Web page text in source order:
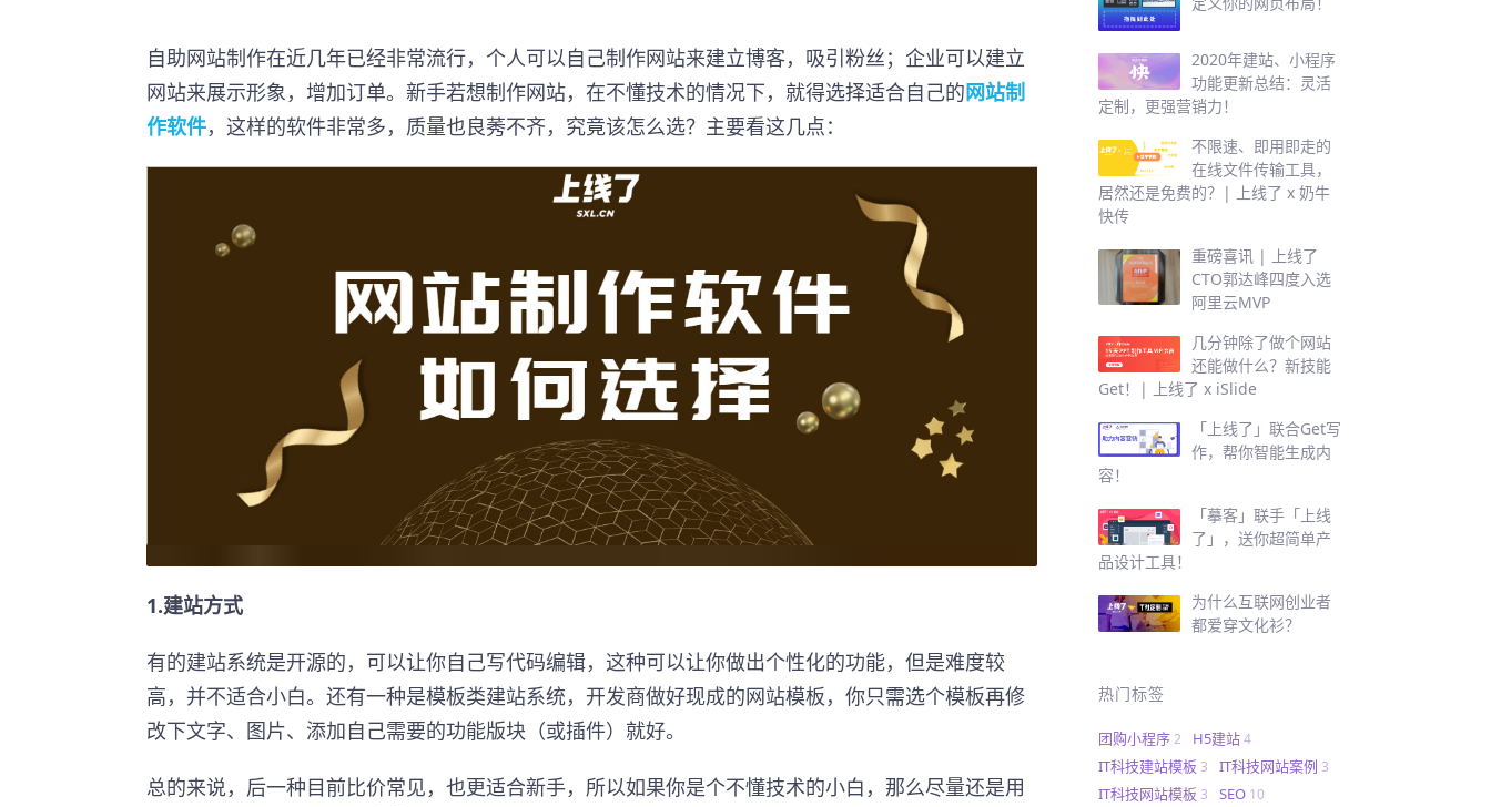
自助网站制作在近几年已经非常流行，个人可以自己制作网站来建立博客，吸引粉丝；企业可以建立
网站来展示形象，增加订单。新手若想制作网站，在不懂技术的情况下，就得选择适合自己的网站制
作软件，这样的软件非常多，质量也良莠不齐，究竟该怎么选？主要看这几点：
1.建站方式
有的建站系统是开源的，可以让你自己写代码编辑，这种可以让你做出个性化的功能，但是难度较
高，并不适合小白。还有一种是模板类建站系统，开发商做好现成的网站模板，你只需选个模板再修
改下文字、图片、添加自己需要的功能版块（或插件）就好。
总的来说，后一种目前比价常见，也更适合新手，所以如果你是个不懂技术的小白，那么尽量还是用
2020年建站、小程序
功能更新总结：灵活
定制，更强营销力！
不限速、即用即走的
在线文件传输工具，
居然还是免费的？| 上线了 x 奶牛
快传
重磅喜讯 | 上线了
CTO郭达峰四度入选
阿里云MVP
几分钟除了做个网站
还能做什么？新技能
Get！| 上线了 x iSlide
「上线了」联合Get写
作，帮你智能生成内
容！
「摹客」联手「上线
了」，送你超简单产
品设计工具！
为什么互联网创业者
都爱穿文化衫？
热门标签
团购小程序 2 H5建站 4
IT科技建站模板 3 IT科技网站案例 3
IT科技网站模板 3 SEO 10